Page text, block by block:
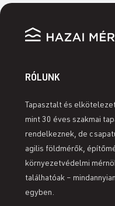
RÓLUNK
Tapasztalt és
mint 30 éves szakmai
rendelkeznek, de
agilis földmérők,
környezetvédelmi
találhatóak –
egyben.